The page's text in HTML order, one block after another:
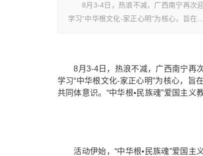
8月3-4日，热浪不减，广西南宁再次迎
学习“中华根文化-家正心明”为核心，旨在…
8月3-4日，热浪不减，广西南宁再次
学习“中华根文化-家正心明”为核心，
共同体意识。“中华根•民族魂”爱国主
活动伊始，“中华根•民族魂”爱国主